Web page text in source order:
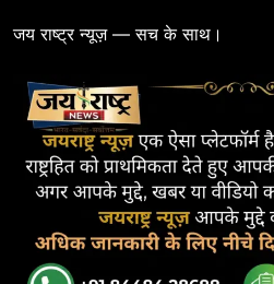
जय राष्ट्र न्यूज़ — सच के साथ।